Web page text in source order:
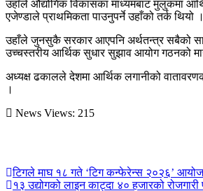
उहाँले औद्योगिक विकासका माध्यमबाट मुलुकमा
एजेण्डाले प्राथमिकता पाउनुपर्ने उहाँको तर्क थियो ।
उहाँले जुनसुकै सरकार आएपनि अर्थतन्त्र सबैको
उच्चस्तरीय आर्थिक सुधार सुझाव आयोग गठनको
अध्यक्ष ढकालले देशमा आर्थिक लगानीको
।
News Views: 215
टिगले माघ १८ गते ‘टिग कन्फेरेन्स २०२६’
१३ उद्योगको लाइन काट्दा ४० हजारको रोजगारी